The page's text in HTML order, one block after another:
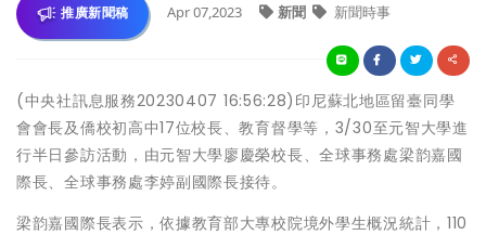
推廣新聞稿 Apr 07,2023 新聞 新聞時事
(中央社訊息服務20230407 16:56:28)印尼蘇北地區留臺同學
會會長及僑校初高中17位校長、教育督學等，3/30至元智大學進
行半日參訪活動，由元智大學廖慶榮校長、全球事務處梁韵嘉國
際長、全球事務處李婷副國際長接待。
梁韵嘉國際長表示，依據教育部大專校院境外學生概況統計，110